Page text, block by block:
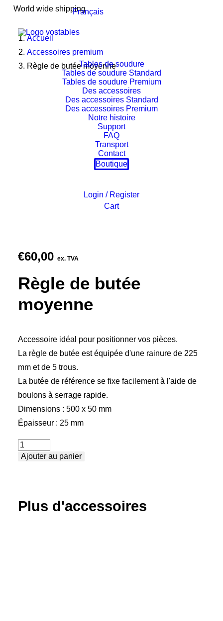
World wide shippingFrançais
Tables de soudure
Tables de soudure Standard
Tables de soudure Premium
Des accessoires
Des accessoires Standard
Des accessoires Premium
Notre histoire
Support
FAQ
Transport
Contact
Boutique
Login / Register
Cart
Accueil
Accessoires premium
Règle de butée moyenne
€60,00 ex. TVA
Règle de butée
moyenne
Accessoire idéal pour positionner vos pièces.
La règle de butée est équipée d'une rainure de 225
mm et de 5 trous.
La butée de référence se fixe facilement à l'aide de
boulons à serrage rapide.
Dimensions : 500 x 50 mm
Épaisseur : 25 mm
quantité
de
butée
Ajouter au panier
Plus d'accessoires